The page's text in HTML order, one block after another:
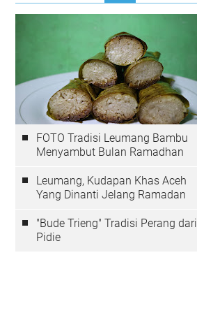
FOTO Tradisi Leumang Bambu
Menyambut Bulan Ramadhan
Leumang, Kudapan Khas Aceh
Yang Dinanti Jelang Ramadan
"Bude Trieng" Tradisi Perang dari
Pidie